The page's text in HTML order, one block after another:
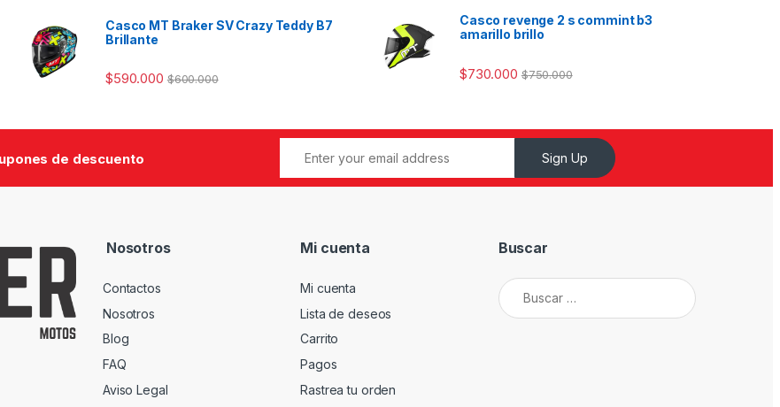
Casco MT Braker SV Crazy Teddy B7
Brillante
$590.000 $600.000
Casco revenge 2 s commint b3
amarillo brillo
$730.000 $750.000
de descuento Sign Up
Nosotros
Contactos
Nosotros
Blog
FAQ
Aviso Legal
Mi cuenta
Mi cuenta
Lista de deseos
Carrito
Pagos
Rastrea tu orden
Buscar
Buscar: